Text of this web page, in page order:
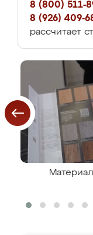
8 (800) 511-
8 (926) 409-
рассчитает